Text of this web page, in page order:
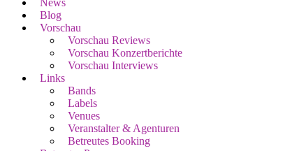
News
Blog
Vorschau
Vorschau Reviews
Vorschau Konzertberichte
Vorschau Interviews
Links
Bands
Labels
Venues
Veranstalter & Agenturen
Betreutes Booking